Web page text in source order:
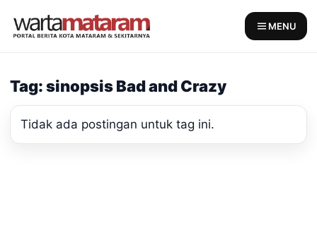
MENU
Tag: sinopsis Bad and Crazy
Tidak ada postingan untuk tag ini.